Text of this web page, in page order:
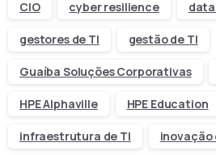
CIO cyber resilience
gestores de TI gestão de TI
Guaíba Soluções Corporativas
HPE Alphaville HPE Education
infraestrutura de TI inovação